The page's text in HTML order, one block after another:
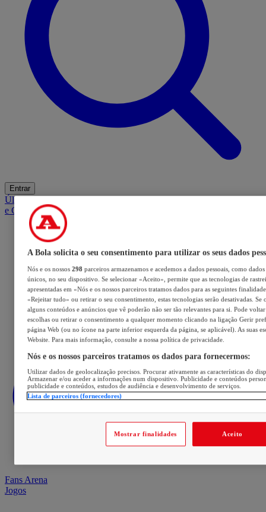
Entrar
ÚltimasMercadoOpiniãoiGaming HubA BOLA SUGEREBarba
e Cabelo
Fans Arena
Jogos
A Bola solicita o seu consentimento para utilizar os seus dados
Nós e os nossos 298 parceiros armazenamos e acedemos a dados pessoais, como
únicos, no seu dispositivo. Se selecionar «Aceito», permite que as tecnologias de
apresentadas em «Nós e os nossos parceiros tratamos dados para as seguintes
«Rejeitar tudo» ou retirar o seu consentimento, estas tecnologias serão desativadas. Se
alguns conteúdos e anúncios que vê poderão não ser tão relevantes para si. Pode voltar
escolhas ou retirar o consentimento a qualquer momento clicando na ligação Gerir
página Web (ou no ícone na parte inferior esquerda da página, se aplicável). As suas
Website. Para mais informação, consulte a nossa política de privacidade.
Nós e os nossos parceiros tratamos os dados para fornecermos:
Utilizar dados de geolocalização precisos. Procurar ativamente as características do
Armazenar e/ou aceder a informações num dispositivo. Publicidade e conteúdos
publicidade e conteúdos, estudos de audiência e desenvolvimento de serviços.
Lista de parceiros (fornecedores)
Mostrar finalidades Aceito